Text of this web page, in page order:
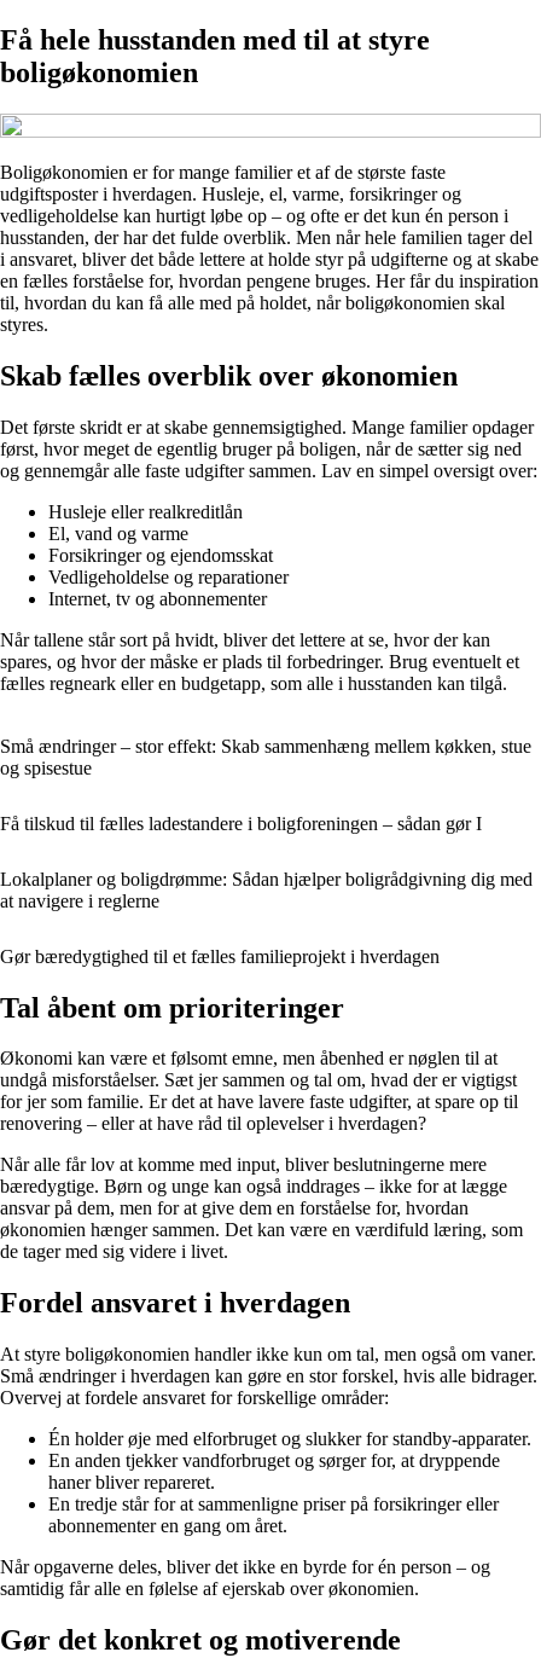
Få hele husstanden med til at styre
boligøkonomien
Boligøkonomien er for mange familier et af de største faste
udgiftsposter i hverdagen. Husleje, el, varme, forsikringer og
vedligeholdelse kan hurtigt løbe op – og ofte er det kun én person i
husstanden, der har det fulde overblik. Men når hele familien tager del
i ansvaret, bliver det både lettere at holde styr på udgifterne og at skabe
en fælles forståelse for, hvordan pengene bruges. Her får du inspiration
til, hvordan du kan få alle med på holdet, når boligøkonomien skal
styres.
Skab fælles overblik over økonomien
Det første skridt er at skabe gennemsigtighed. Mange familier opdager
først, hvor meget de egentlig bruger på boligen, når de sætter sig ned
og gennemgår alle faste udgifter sammen. Lav en simpel oversigt over:
Husleje eller realkreditlån
El, vand og varme
Forsikringer og ejendomsskat
Vedligeholdelse og reparationer
Internet, tv og abonnementer
Når tallene står sort på hvidt, bliver det lettere at se, hvor der kan
spares, og hvor der måske er plads til forbedringer. Brug eventuelt et
fælles regneark eller en budgetapp, som alle i husstanden kan tilgå.
Små ændringer – stor effekt: Skab sammenhæng mellem køkken, stue
og spisestue
Få tilskud til fælles ladestandere i boligforeningen – sådan gør I
Lokalplaner og boligdrømme: Sådan hjælper boligrådgivning dig med
at navigere i reglerne
Gør bæredygtighed til et fælles familieprojekt i hverdagen
Tal åbent om prioriteringer
Økonomi kan være et følsomt emne, men åbenhed er nøglen til at
undgå misforståelser. Sæt jer sammen og tal om, hvad der er vigtigst
for jer som familie. Er det at have lavere faste udgifter, at spare op til
renovering – eller at have råd til oplevelser i hverdagen?
Når alle får lov at komme med input, bliver beslutningerne mere
bæredygtige. Børn og unge kan også inddrages – ikke for at lægge
ansvar på dem, men for at give dem en forståelse for, hvordan
økonomien hænger sammen. Det kan være en værdifuld læring, som
de tager med sig videre i livet.
Fordel ansvaret i hverdagen
At styre boligøkonomien handler ikke kun om tal, men også om vaner.
Små ændringer i hverdagen kan gøre en stor forskel, hvis alle bidrager.
Overvej at fordele ansvaret for forskellige områder:
Én holder øje med elforbruget og slukker for standby-apparater.
En anden tjekker vandforbruget og sørger for, at dryppende
haner bliver repareret.
En tredje står for at sammenligne priser på forsikringer eller
abonnementer en gang om året.
Når opgaverne deles, bliver det ikke en byrde for én person – og
samtidig får alle en følelse af ejerskab over økonomien.
Gør det konkret og motiverende